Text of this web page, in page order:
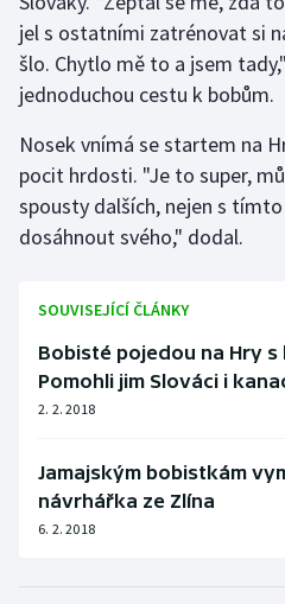
Triatlon
Veslování
Vodní slalom
Volejbal
jel s ostatními zatrénovat si
šlo. Chytlo mě to a jsem
jednoduchou cestu k bobům.
Nosek vnímá se startem na
pocit hrdosti. "Je to super,
spousty dalších, nejen s
dosáhnout svého," dodal.
SOUVISEJÍCÍ ČLÁNKY
Bobisté pojedou na Hry s
Pomohli jim Slováci i
2. 2. 2018
Jamajským bobistkám
návrhářka ze Zlína
6. 2. 2018